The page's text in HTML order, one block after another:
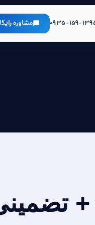
۱۵۹-۱۳۹۵ مشاوره
+